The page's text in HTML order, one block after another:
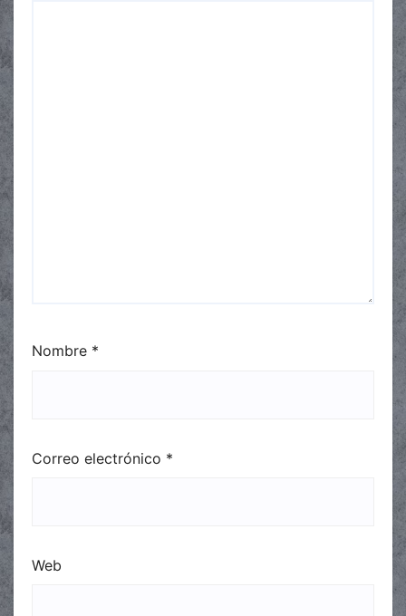
Nombre *
Correo electrónico *
Web